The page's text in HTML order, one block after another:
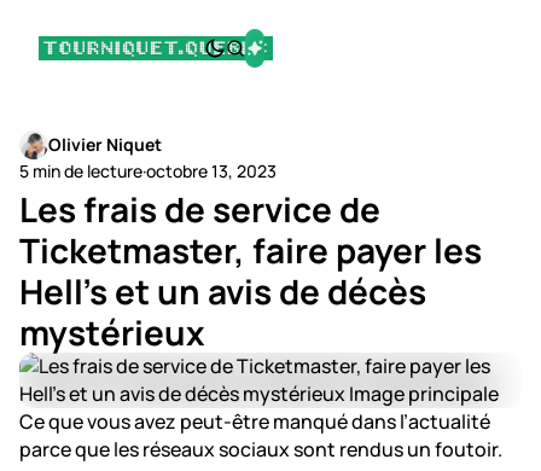
Olivier Niquet
5 min de lecture·octobre 13, 2023
Les frais de service de
Ticketmaster, faire payer les
Hell's et un avis de décès
mystérieux
Ce que vous avez peut-être manqué dans l’actualité
parce que les réseaux sociaux sont rendus un foutoir.